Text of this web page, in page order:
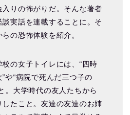
りの怖がりだ。そんな著者
実話を連載することに。そ
の恐怖体験を紹介。
の女子トイレには、“四時
や“病院で死んだ三つ子の
。大学時代の友人たちから
たこと。友達の友達のお姉